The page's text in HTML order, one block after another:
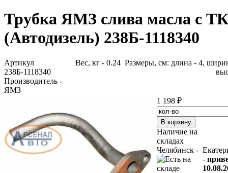
Трубка ЯМЗ слива масла с
(Автодизель) 238Б-1118340
Артикул
238Б-1118340
Производитель -
ЯМЗ
Вес, кг - 0.24 Размеры, см: длина - 4,
1 198 ₽
Наличие на
складах
Челябинск -
-